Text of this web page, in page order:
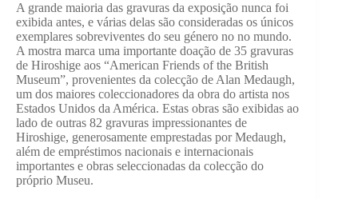
A grande maioria das gravuras da exposição nunca foi
exibida antes, e várias delas são consideradas os únicos
exemplares sobreviventes do seu género no no mundo.
A mostra marca uma importante doação de 35 gravuras
de Hiroshige aos “American Friends of the British
Museum”, provenientes da colecção de Alan Medaugh,
um dos maiores coleccionadores da obra do artista nos
Estados Unidos da América. Estas obras são exibidas ao
lado de outras 82 gravuras impressionantes de
Hiroshige, generosamente emprestadas por Medaugh,
além de empréstimos nacionais e internacionais
importantes e obras seleccionadas da colecção do
próprio Museu.